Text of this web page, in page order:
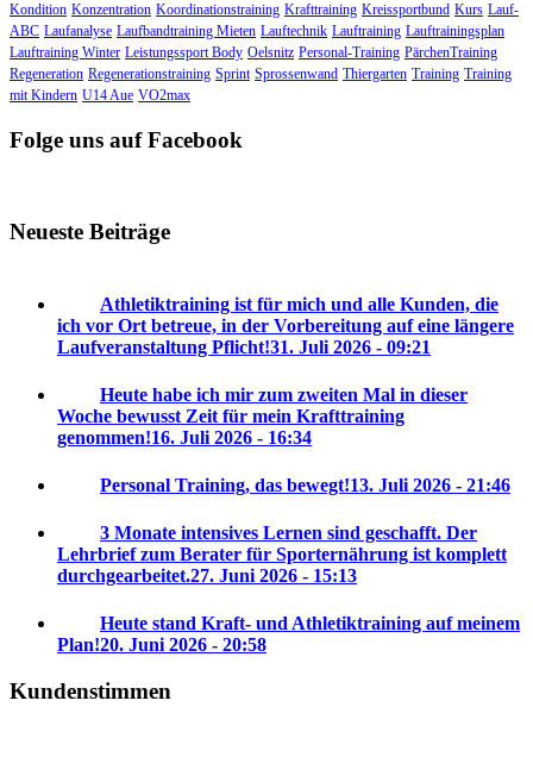
Kondition Konzentration Koordinationstraining Krafttraining Kreissportbund Kurs Lauf-
ABC Laufanalyse Laufbandtraining Mieten Lauftechnik Lauftraining Lauftrainingsplan
Lauftraining Winter Leistungssport Body Oelsnitz Personal-Training PärchenTraining
Regeneration Regenerationstraining Sprint Sprossenwand Thiergarten Training Training
mit Kindern U14 Aue VO2max
Folge uns auf Facebook
Neueste Beiträge
Athletiktraining ist für mich und alle Kunden, die
ich vor Ort betreue, in der Vorbereitung auf eine längere
Laufveranstaltung Pflicht!31. Juli 2026 - 09:21
Heute habe ich mir zum zweiten Mal in dieser
Woche bewusst Zeit für mein Krafttraining
genommen!16. Juli 2026 - 16:34
Personal Training, das bewegt!13. Juli 2026 - 21:46
3 Monate intensives Lernen sind geschafft. Der
Lehrbrief zum Berater für Sporternährung ist komplett
durchgearbeitet.27. Juni 2026 - 15:13
Heute stand Kraft- und Athletiktraining auf meinem
Plan!20. Juni 2026 - 20:58
Kundenstimmen